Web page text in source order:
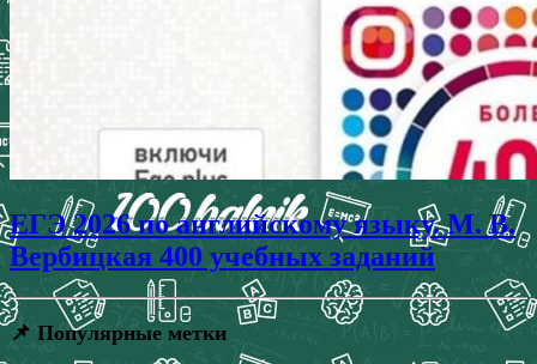
ЕГЭ 2026 по английскому языку. М. В.
Вербицкая 400 учебных заданий
📌 Популярные метки